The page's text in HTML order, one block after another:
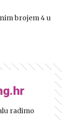
brojem 4 u
radimo